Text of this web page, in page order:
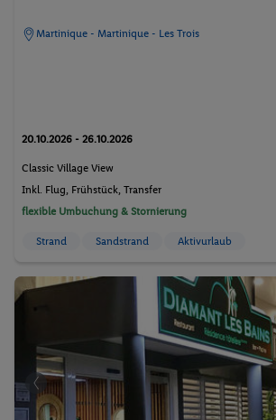
Martinique - Martinique - Les Trois
20.10.2026 - 26.10.2026
Classic Village View
Inkl. Flug, Frühstück, Transfer
flexible Umbuchung & Stornierung
Strand Sandstrand Aktivurlaub